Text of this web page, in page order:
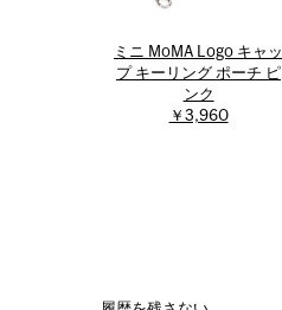
ミニ MoMA Logo キャッ
プ キーリング ポーチ ピ
ンク
￥3,960